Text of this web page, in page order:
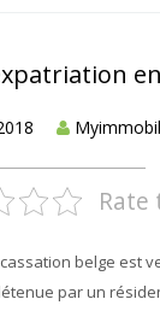
Rate
belge est
par un